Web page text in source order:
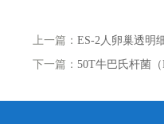
上一篇： ES-2人卵巢透明
下一篇： 50T牛巴氏杆菌